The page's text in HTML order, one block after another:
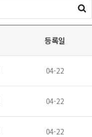
등록일
04-22
04-22
04-22